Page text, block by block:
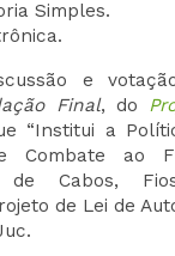
Simples.
e
Final, do
“Institui a
Combate ao
de Cabos,
de Lei de